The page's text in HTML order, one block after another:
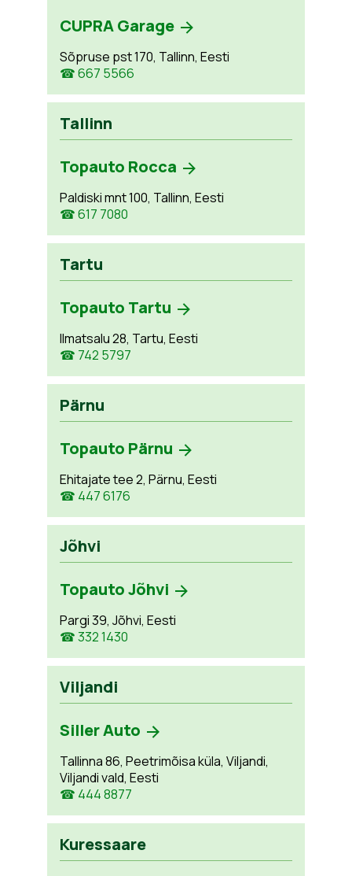
CUPRA Garage
Sõpruse pst 170, Tallinn, Eesti
☎ 667 5566
Tallinn
Topauto Rocca
Paldiski mnt 100, Tallinn, Eesti
☎ 617 7080
Tartu
Topauto Tartu
Ilmatsalu 28, Tartu, Eesti
☎ 742 5797
Pärnu
Topauto Pärnu
Ehitajate tee 2, Pärnu, Eesti
☎ 447 6176
Jõhvi
Topauto Jõhvi
Pargi 39, Jõhvi, Eesti
☎ 332 1430
Viljandi
Siller Auto
Tallinna 86, Peetrimõisa küla, Viljandi,
Viljandi vald, Eesti
☎ 444 8877
Kuressaare